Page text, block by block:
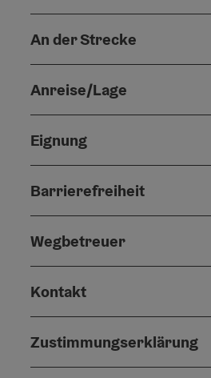
An der Strecke
Anreise/Lage
Eignung
Barrierefreiheit
Wegbetreuer
Kontakt
Zustimmungserklärung